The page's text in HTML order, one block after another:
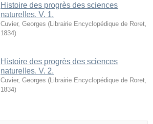
Histoire des progrès des sciences
naturelles. V. 1.
Cuvier, Georges ( Librairie Encyclopédique de Roret
1834)
Histoire des progrès des sciences
naturelles. V. 2.
Cuvier, Georges ( Librairie Encyclopédique de Roret
1834)